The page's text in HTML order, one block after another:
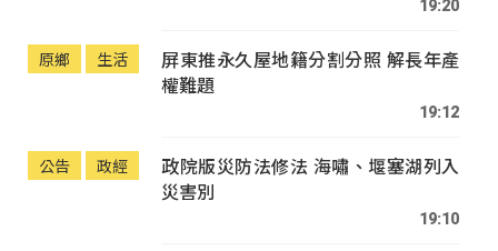
19:20
原鄉 生活
屏東推永久屋地籍分割分照 解長年產
權難題
19:12
公告 政經
政院版災防法修法 海嘯、堰塞湖列入
災害別
19:10